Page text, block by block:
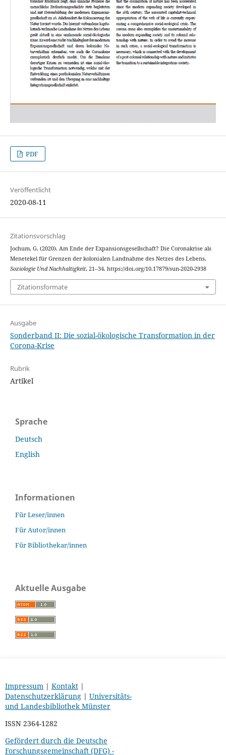
PDF
Veröffentlicht
2020-08-11
Zitationsvorschlag
Jochum, G. (2020). Am Ende der Expansionsgesellschaft? Die Coronakrise als
Menetekel für Grenzen der kolonialen Landnahme des Netzes des Lebens.
Soziologie Und Nachhaltigkeit, 21–34. https://doi.org/10.17879/sun-2020-2938
Zitationsformate
Ausgabe
Sonderband II: Die sozial-ökologische Transformation in der
Corona-Krise
Rubrik
Artikel
Sprache
Deutsch
English
Informationen
Für Leser/innen
Für Autor/innen
Für Bibliothekar/innen
Aktuelle Ausgabe
Impressum| Kontakt|
Datenschutzerklärung| Universitäts-
und Landesbibliothek Münster
ISSN 2364-1282
Gefördert durch die Deutsche
Forschungsgemeinschaft (DFG) -